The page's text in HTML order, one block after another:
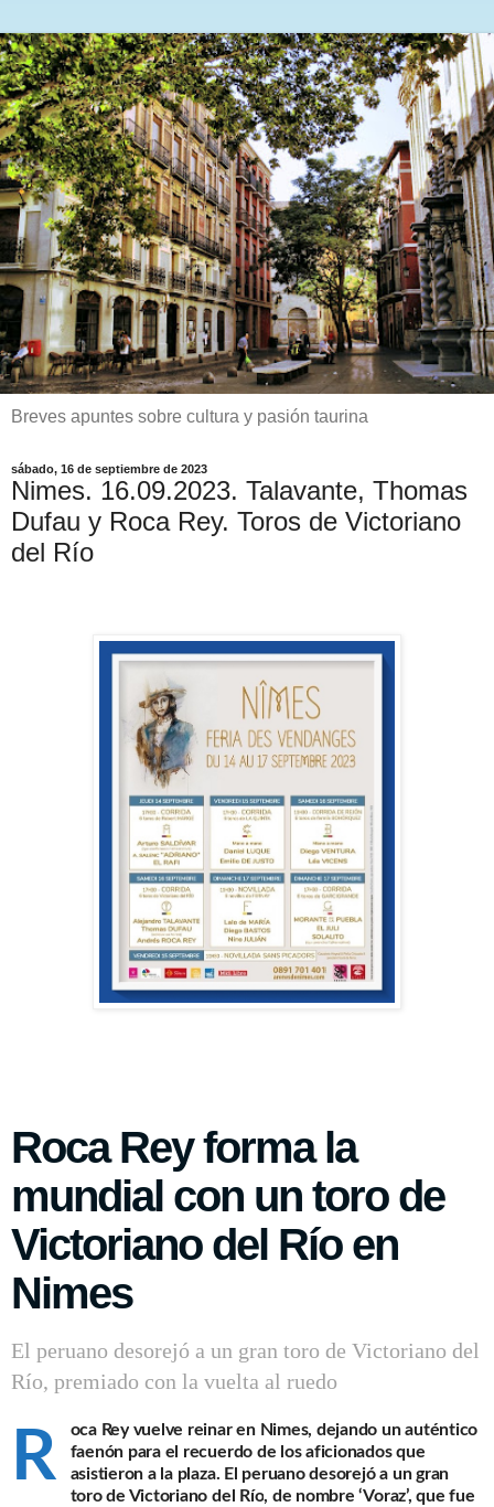
Breves apuntes sobre cultura y pasión taurina
sábado, 16 de septiembre de 2023
Nimes. 16.09.2023. Talavante, Thomas
Dufau y Roca Rey. Toros de Victoriano
del Río
Roca Rey forma la
mundial con un toro de
Victoriano del Río en
Nimes
El peruano desorejó a un gran toro de Victoriano del
Río, premiado con la vuelta al ruedo
R oca Reyvuelve reinar en Nimes, dejando un auténtico
faenón para el recuerdo de los aficionados que
asistieron a la plaza. El peruano desorejó a un gran
toro de Victoriano del Río, de nombre‘Voraz’, que fue